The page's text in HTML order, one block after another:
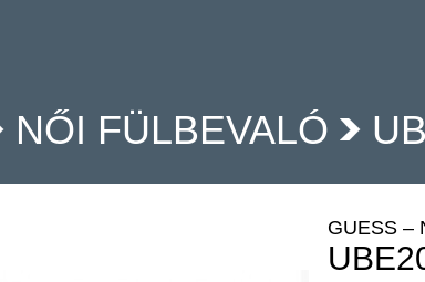
>
NŐI FÜLBEVALÓ >
GUESS –